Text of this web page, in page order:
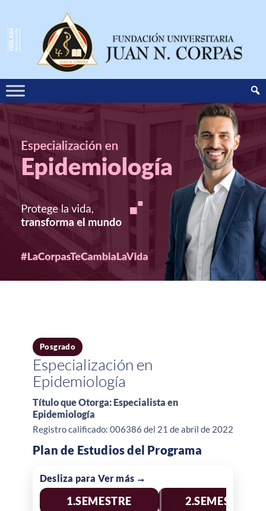
Posgrado
Especialización en
Epidemiología
Título que Otorga: Especialista en
Epidemiología
Registro calificado: 006386 del 21 de abril de 2022
Plan de Estudios del Programa
1.SEMESTRE 2.SEMESTRE